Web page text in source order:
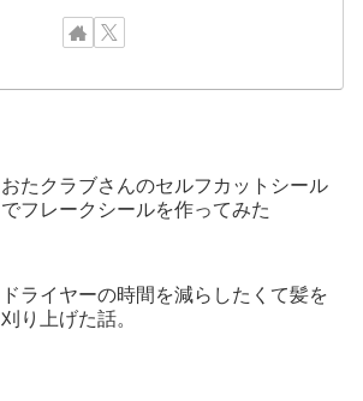
おたクラブさんのセルフカットシール
でフレークシールを作ってみた
ドライヤーの時間を減らしたくて髪を
刈り上げた話。